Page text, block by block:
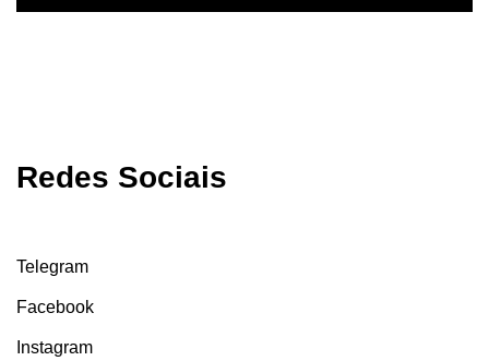
Redes Sociais
Telegram
Facebook
Instagram